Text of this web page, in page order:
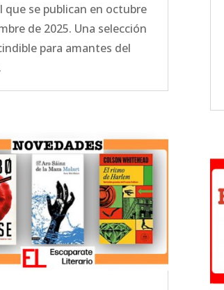
que se publican en octubre
de 2025. Una selección
para amantes del